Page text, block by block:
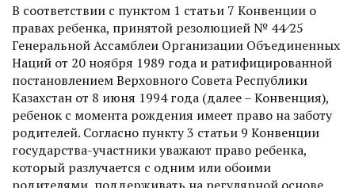
В соответствии с пунктом 1 статьи 7 Конвенции о
правах ребенка, принятой резолюцией № 44⁄25
Генеральной Ассамблеи Организации Объединенных
Наций от 20 ноября 1989 года и ратифицированной
постановлением Верховного Совета Республики
Казахстан от 8 июня 1994 года (далее – Конвенция),
ребенок с момента рождения имеет право на заботу
родителей. Согласно пункту 3 статьи 9 Конвенции
государства-участники уважают право ребенка,
который разлучается с одним или обоими